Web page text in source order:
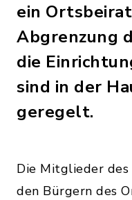
ein
Abgrenzung
die
sind in der
geregelt.
Die Mitglieder
den Bürgern des